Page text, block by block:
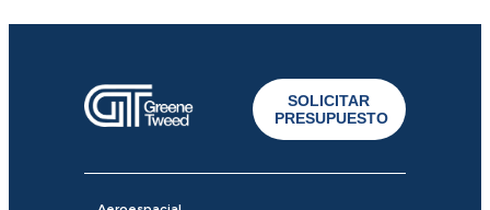
SOLICITAR
PRESUPUESTO